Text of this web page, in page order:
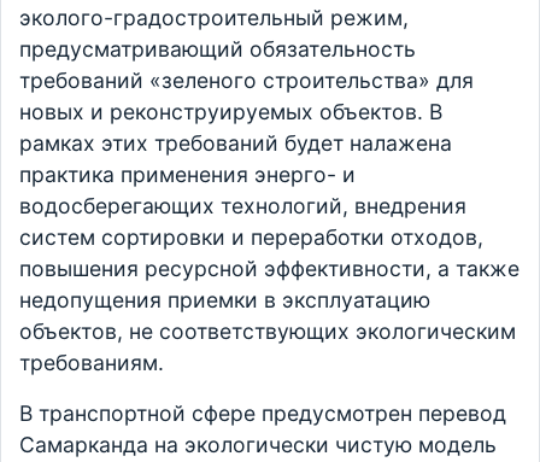
эколого-градостроительный режим,
предусматривающий обязательность
требований «зеленого строительства» для
новых и реконструируемых объектов. В
рамках этих требований будет налажена
практика применения энерго- и
водосберегающих технологий, внедрения
систем сортировки и переработки отходов,
повышения ресурсной эффективности, а также
недопущения приемки в эксплуатацию
объектов, не соответствующих экологическим
требованиям.
В транспортной сфере предусмотрен перевод
Самарканда на экологически чистую модель